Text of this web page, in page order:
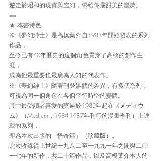
遊走於昭和的現實與虛幻，帶給你最甜美的噩夢。
==
★ 本書特色
※《夢幻紳士》是高橋葉介自1981年開始發表的系列
作品，
至今已有40年歷史的這個角色貫穿了高橋的創作生
涯，
成為他最重要也最廣為人知的代表作。
※《夢幻紳士》隨著刊登媒體的差異，有多個系列，
可視為同一個角色在各個平行時空的變體。
其中最受讀者喜愛的莫過於1982年起在《メディウ
ム》（Medium，1984-1987年刊行的漫畫季刊）上連
載的系列，
即為本次出版的「怪奇篇」（珍藏版）。
此次收錄從上世紀一九八二至一九九一年之間與二〇
一七年的新作，共二十篇作品，以及高橋葉介本人的